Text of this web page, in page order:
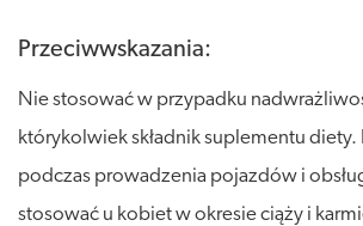
Przeciwwskazania:
Nie stosować w przypadku
którykolwiek składnik suplementu
podczas prowadzenia pojazdów i
stosować u kobiet w okresie ciąży i